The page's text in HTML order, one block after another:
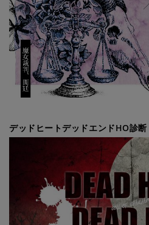
デッドヒートデッドエンドHO診断